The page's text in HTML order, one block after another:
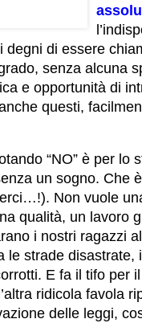
degni di essere
senza alcuna
e opportunità di
questi,
“NO” è per lo
un sogno. Che
Non vuole
qualità, un lavoro
i nostri ragazzi
le strade disastrate,
E fa il tifo per
ridicola favola
delle leggi,